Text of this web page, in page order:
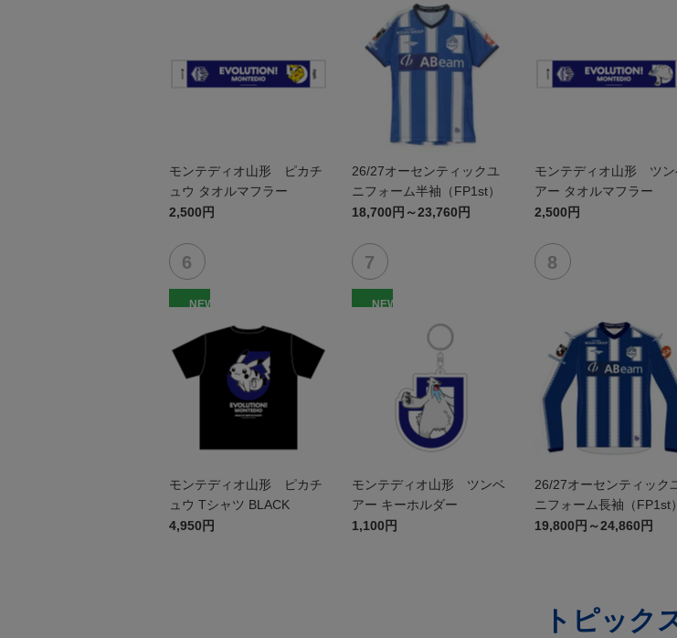
モンテディオ山形 ピカチ
ュウ タオルマフラー
2,500円
26/27オーセンティックユ
ニフォーム半袖（FP1st）
18,700円～23,760円
モンテディオ山形 ツン
アー タオルマフラー
2,500円
NEW
モンテディオ山形 ピカチ
ュウ Tシャツ BLACK
4,950円
NEW
モンテディオ山形 ツンベ
アー キーホルダー
1,100円
26/27オーセンティック
ニフォーム長袖（FP1st）
19,800円～24,860円
トピック